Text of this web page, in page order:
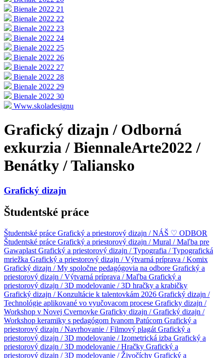
Bienale 2022 21
Bienale 2022 22
Bienale 2022 23
Bienale 2022 24
Bienale 2022 25
Bienale 2022 26
Bienale 2022 27
Bienale 2022 28
Bienale 2022 29
Bienale 2022 30
Www.skoladesignu
Grafický dizajn / Odborná
exkurzia / BiennaleArte2022 /
Benátky / Taliansko
Grafický dizajn
Študentské práce
Študentské práce Grafický a priestorový dizajn / NÁŠ ♡ ODBOR
Študentské práce Grafický a priestorový dizajn / Mural / Maľba pre
Gawaplast Grafický a priestorový dizajn / Typografia / Typografická
mriežka Grafický a priestorový dizajn / Výtvarná príprava / Komix
Grafický dizajn / My spoločne pedagógovia na odbore Grafický a
priestorový dizajn / Výtvarná príprava / Maľba Grafický a
priestorový dizajn / 3D modelovanie / 3D hračky a krabičky
Grafický dizajn / Konzultácie k talentovkám 2026 Grafický dizajn /
Technológie aplikované vo vyučovacom procese Graficky dizajn /
Workshop v Novej Cvernovke Graficky dizajn /Grafický dizajn /
Workshop keramiky s pedagógom Ivanom Patúcom Grafický a
priestorový dizajn / Navrhovanie / Filmový plagát Grafický a
priestorový dizajn / 3D modelovanie / Izometrická izba Grafický a
priestorový dizajn / 3D modelovanie / Hračky Grafický a
priestorový dizajn / 3D modelovanie / Živočíchy Grafický a